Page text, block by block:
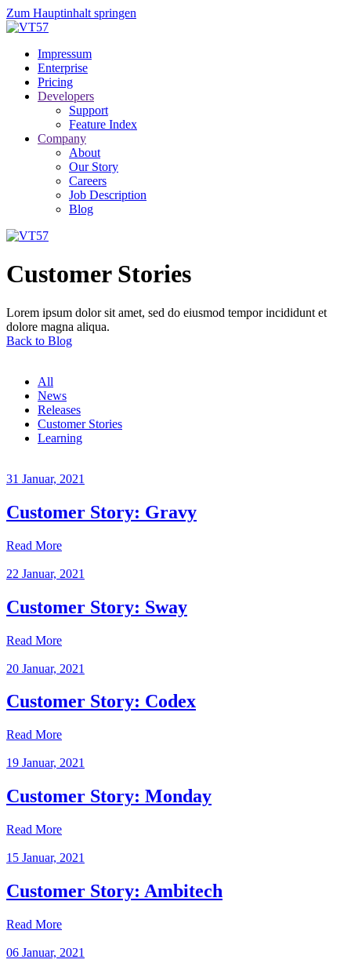
Zum Hauptinhalt springen
Impressum
Enterprise
Pricing
Developers
Support
Feature Index
Company
About
Our Story
Careers
Job Description
Blog
Customer Stories
Lorem ipsum dolor sit amet, sed do eiusmod tempor incididunt et
dolore magna aliqua.
Back to Blog
All
News
Releases
Customer Stories
Learning
31 Januar, 2021
Customer Story: Gravy
Read More
22 Januar, 2021
Customer Story: Sway
Read More
20 Januar, 2021
Customer Story: Codex
Read More
19 Januar, 2021
Customer Story: Monday
Read More
15 Januar, 2021
Customer Story: Ambitech
Read More
06 Januar, 2021